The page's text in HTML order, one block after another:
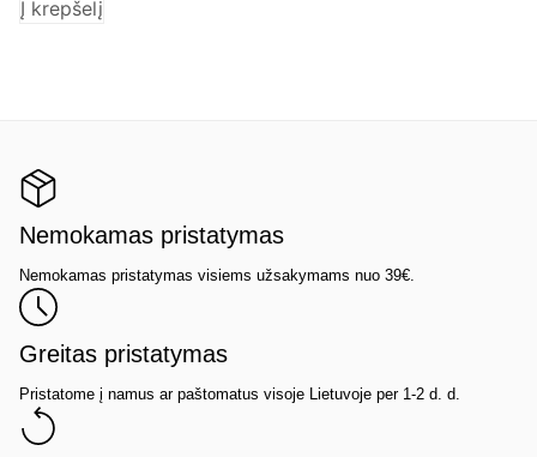
Į krepšelį
Nemokamas pristatymas
Nemokamas pristatymas visiems užsakymams nuo 39€.
Greitas pristatymas
Pristatome į namus ar paštomatus visoje Lietuvoje per 1-2 d. d.